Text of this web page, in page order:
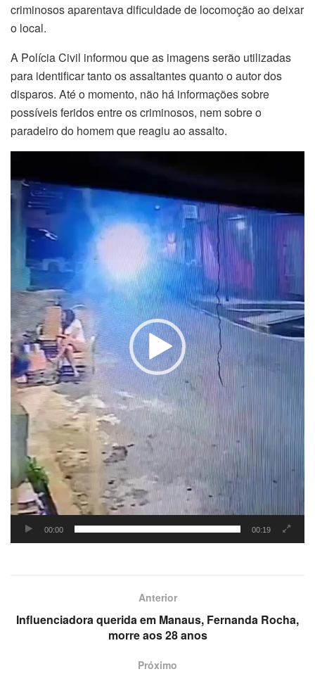
criminosos aparentava dificuldade de locomoção ao deixar
o local.
A Polícia Civil informou que as imagens serão utilizadas
para identificar tanto os assaltantes quanto o autor dos
disparos. Até o momento, não há informações sobre
possíveis feridos entre os criminosos, nem sobre o
paradeiro do homem que reagiu ao assalto.
de
vídeo
00:00 00:19
Anterior
Influenciadora querida em Manaus, Fernanda Rocha,
morre aos 28 anos
Próximo